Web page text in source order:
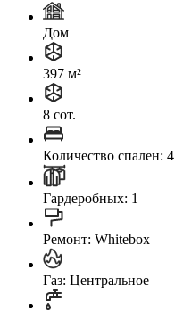
Дом
397 м²
8 сот.
Количество спален: 4
Гардеробных: 1
Ремонт: Whitebox
Газ: Центральное